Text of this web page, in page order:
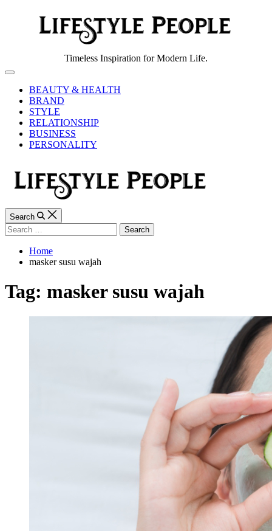
People
Timeless Inspiration for Modern Life.
Off
CanvasBEAUTY & HEALTH
BRAND
STYLE
RELATIONSHIP
BUSINESS
PERSONALITY
Search
Search
for:
Home
masker susu wajah
Tag: masker susu wajah